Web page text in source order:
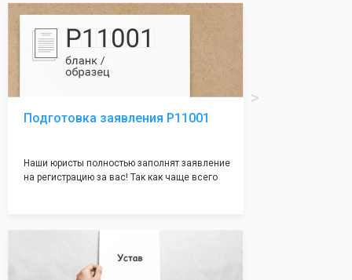
Подготовка заявления Р11001
Наши юристы полностью заполнят заявление
на регистрацию за вас! Так как чаще всего
большая часть отказов - наши юристы с
оформление самого сложного документа на
себя! Многолетний опыт работы наших